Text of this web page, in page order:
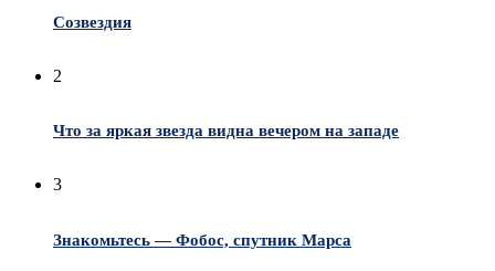
Созвездия
2
Что за яркая звезда видна вечером на западе
3
Знакомьтесь — Фобос, спутник Марса